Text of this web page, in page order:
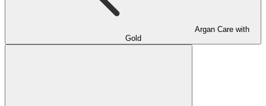
Argan Care with
Gold